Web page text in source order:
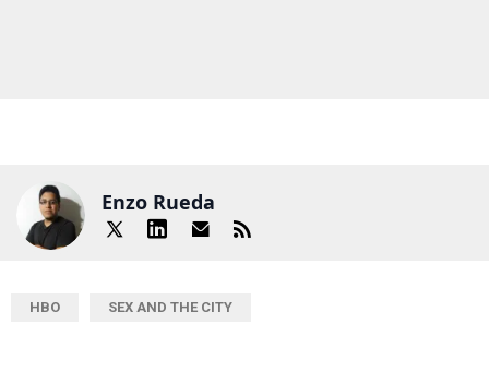
Enzo Rueda
HBO SEX AND THE CITY